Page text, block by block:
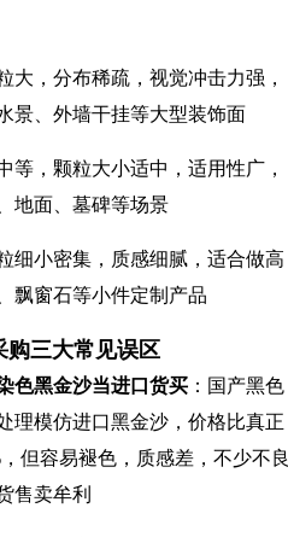
大，分布稀疏，视觉冲击力强，
景、外墙干挂等大型装饰面
等，颗粒大小适中，适用性广，
地面、墓碑等场景
细小密集，质感细腻，适合做高
飘窗石等小件定制产品
购三大常见误区
色黑金沙当进口货买：国产黑色
理模仿进口黑金沙，价格比真正
但容易褪色，质感差，不少不良
售卖牟利